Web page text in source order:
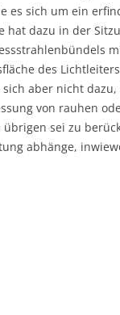
sich um ein
dazu in der
des
aber nicht
von rauhen
sei zu
abhänge,